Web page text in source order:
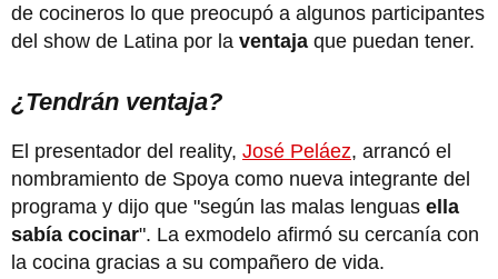
de cocineros lo que preocupó a algunos participantes
del show de Latina por la ventaja que puedan tener.
¿Tendrán ventaja?
El presentador del reality, José Peláez, arrancó el
nombramiento de Spoya como nueva integrante del
programa y dijo que "según las malas lenguas ella
sabía cocinar". La exmodelo afirmó su cercanía con
la cocina gracias a su compañero de vida.